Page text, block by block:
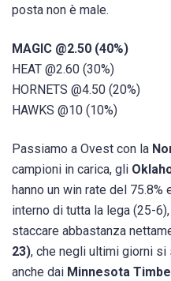
posta non è male.
MAGIC @2.50 (40%)
HEAT @2.60 (30%)
HORNETS @4.50 (20%)
HAWKS @10 (10%)
Passiamo a Ovest con la
campioni in carica, gli
hanno un win rate del
interno di tutta la lega (25-
staccare abbastanza
23), che negli ultimi giorni
anche dai Minnesota